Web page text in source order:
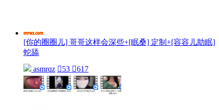
[你的圈圈儿] 哥哥这样会深些+[眠桑] 定制+[容容儿助眠]
蛇舔
asmrqz 53 617